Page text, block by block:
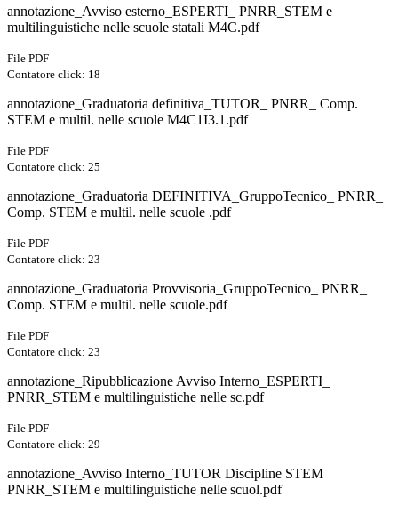
annotazione_Avviso esterno_ESPERTI_ PNRR_STEM e
multilinguistiche nelle scuole statali M4C.pdf
File PDF
Contatore click: 18
annotazione_Graduatoria definitiva_TUTOR_ PNRR_ Comp.
STEM e multil. nelle scuole M4C1I3.1.pdf
File PDF
Contatore click: 25
annotazione_Graduatoria DEFINITIVA_GruppoTecnico_ PNRR_
Comp. STEM e multil. nelle scuole .pdf
File PDF
Contatore click: 23
annotazione_Graduatoria Provvisoria_GruppoTecnico_ PNRR_
Comp. STEM e multil. nelle scuole.pdf
File PDF
Contatore click: 23
annotazione_Ripubblicazione Avviso Interno_ESPERTI_
PNRR_STEM e multilinguistiche nelle sc.pdf
File PDF
Contatore click: 29
annotazione_Avviso Interno_TUTOR Discipline STEM
PNRR_STEM e multilinguistiche nelle scuol.pdf